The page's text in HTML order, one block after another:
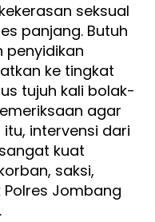
seksual
panjang. Butuh
penyidikan
ke tingkat
tujuh kali bolak-
agar
itu, intervensi dari
kuat
saksi,
Jombang